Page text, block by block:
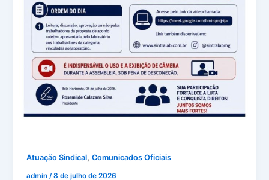
Atuação Sindical,Comunicados Oficiais
admin/8 de julho de 2026